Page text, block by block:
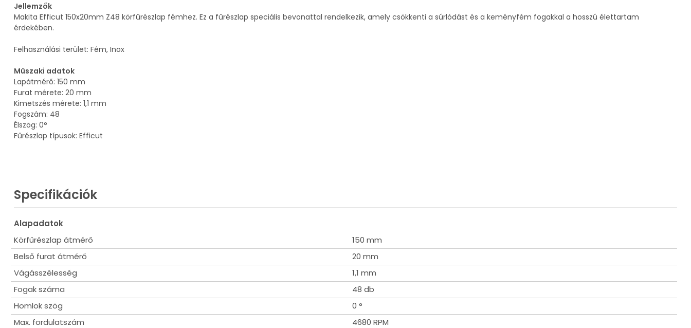
Jellemzők
Makita Efficut 150x20mm Z48 körfűrészlap fémhez. Ez a fűrészlap speciális bevonattal rendelkezik, amely csökkenti a súrlódást és a keményfém fogakkal a hosszú élettartam
érdekében.
Felhasználási terület: Fém, Inox
Műszaki adatok
Lapátmérő: 150 mm
Furat mérete: 20 mm
Kimetszés mérete: 1,1 mm
Fogszám: 48
Élszög: 0°
Fűrészlap típusok: Efficut
Specifikációk
Alapadatok
Körfűrészlap átmérő
150 mm
Belső furat átmérő
20 mm
Vágásszélesség
1,1 mm
Fogak száma
48 db
Homlok szög
0 °
Max. fordulatszám
4680 RPM